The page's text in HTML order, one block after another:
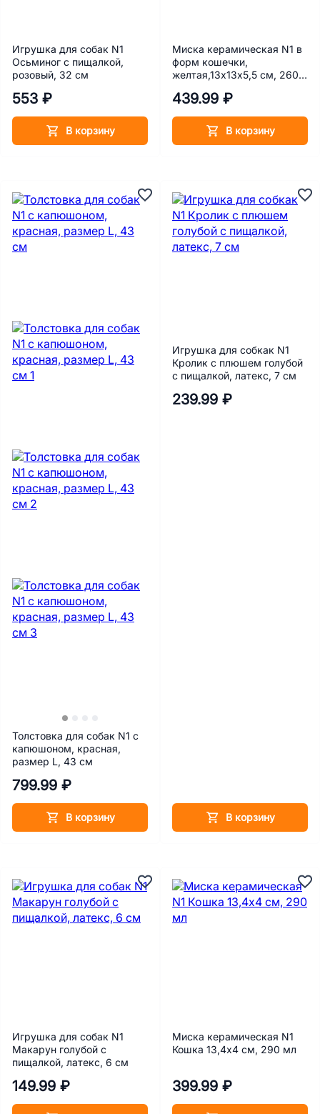
Игрушка для собак N1
Осьминог с пищалкой,
розовый, 32 см
553 ₽
В корзину
Миска керамическая N1 в
форм кошечки,
желтая,13х13х5,5 см, 260
439.99 ₽
В корзину
Толстовка для собак N1 с
капюшоном, красная,
размер L, 43 см
799.99 ₽
В корзину
Игрушка для собкак N1
Кролик с плюшем голубой
с пищалкой, латекс, 7 см
239.99 ₽
В корзину
Игрушка для собак N1
Макарун голубой с
пищалкой, латекс, 6 см
149.99 ₽
Миска керамическая N1
Кошка 13,4х4 см, 290 мл
399.99 ₽